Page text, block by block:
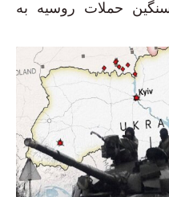
حملات روسیه به